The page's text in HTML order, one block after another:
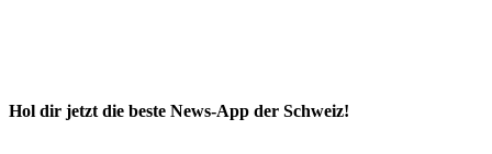
Hol dir jetzt die beste News-App der Schweiz!